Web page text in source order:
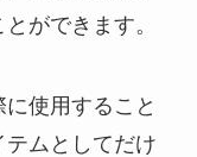
ができます。
使用すること
ムとしてだけ